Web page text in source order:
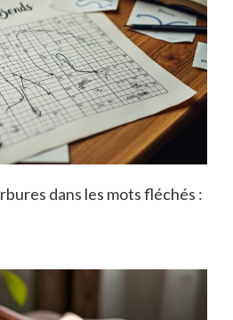
dans les mots fléchés :